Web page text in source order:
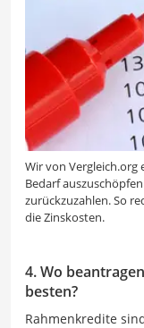
Wir von
Bedarf
zurückzuzahlen. So
die Zinskosten.
4. Wo
besten?
Rahmenkredite